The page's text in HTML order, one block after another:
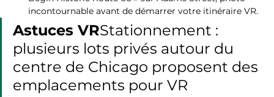
incontournable avant de démarrer votre itinéraire VR.
Astuces VRStationnement :
plusieurs lots privés autour du
centre de Chicago proposent des
emplacements pour VR